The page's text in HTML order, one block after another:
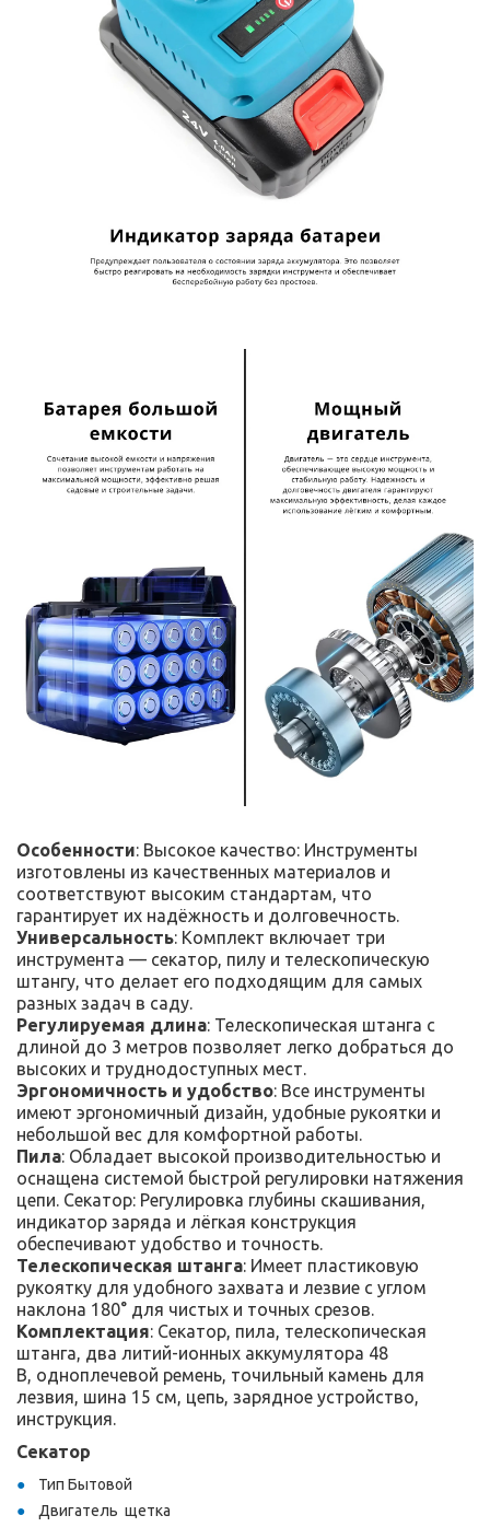
Особенности: Высокое качество: Инструменты
изготовлены из качественных материалов и
соответствуют высоким стандартам, что
гарантирует их надёжность и долговечность.
Универсальность: Комплект включает три
инструмента — секатор, пилу и телескопическую
штангу, что делает его подходящим для самых
разных задач в саду.
Регулируемая длина: Телескопическая штанга с
длиной до 3 метров позволяет легко добраться до
высоких и труднодоступных мест.
Эргономичность и удобство: Все инструменты
имеют эргономичный дизайн, удобные рукоятки и
небольшой вес для комфортной работы.
Пила: Обладает высокой производительностью и
оснащена системой быстрой регулировки натяжения
цепи. Секатор: Регулировка глубины скашивания,
индикатор заряда и лёгкая конструкция
обеспечивают удобство и точность.
Телескопическая штанга: Имеет пластиковую
рукоятку для удобного захвата и лезвие с углом
наклона 180° для чистых и точных срезов.
Комплектация: Секатор, пила, телескопическая
штанга, два литий-ионных аккумулятора 48
В, одноплечевой ремень, точильный камень для
лезвия, шина 15 см, цепь, зарядное устройство,
инструкция.
Секатор
Тип Бытовой
Двигатель щетка